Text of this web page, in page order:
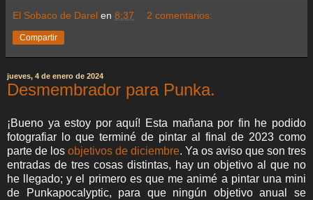
El Sobaco de Darel en 8:37 2 comentarios:
Compartir
jueves, 4 de enero de 2024
Desmembrador para Punka.
¡Bueno ya estoy por aquí! Esta mañana por fin he podido
fotografiar lo que terminé de pintar al final de 2023 como
parte de los objetivos de diciembre. Ya os aviso que son tres
entradas de tres cosas distintas, hay un objetivo al que no
he llegado; y el primero es que me animé a pintar una mini
de Punkapocalyptic, para que ningún objetivo anual se